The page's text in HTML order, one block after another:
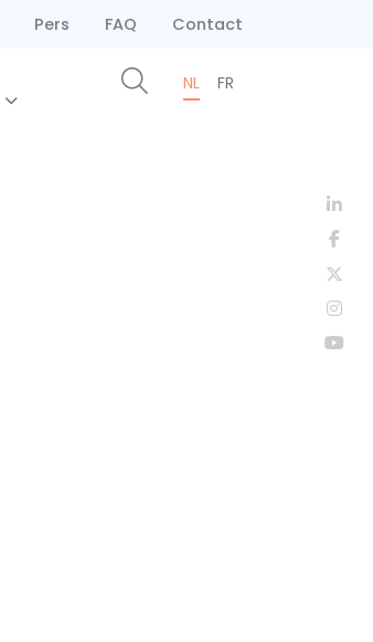
Pers FAQ Contact
NL FR